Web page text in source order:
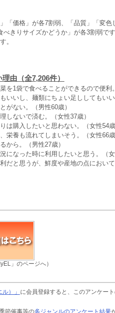
「価格」が各7割弱、「品質」「変色
べきりサイズかどうか」が各3割弱で
。
由（全7,206件）
を1袋で食べることができるので便利
いいし、麺類にちょい足ししてもい
がない。（男性60歳）
しないで済む。（女性37歳）
は購入したいと思わない。（女性54歳
栄養も流れてしまいそう。（女性66歳
から。（男性27歳）
になった時に利用したいと思う。（女
だと思うが、鮮度や産地の点におい
」のページへ）
）」 に会員登録すると、このアンケー
節催事等の多ジャンルのアンケート結果